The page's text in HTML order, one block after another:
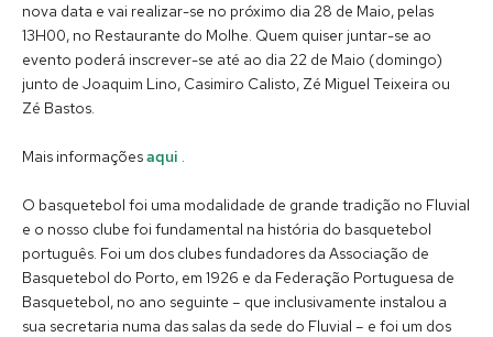
nova data e vai realizar-se no próximo dia 28 de Maio, pelas
13H00, no Restaurante do Molhe. Quem quiser juntar-se ao
evento poderá inscrever-se até ao dia 22 de Maio (domingo)
junto de Joaquim Lino, Casimiro Calisto, Zé Miguel Teixeira ou
Zé Bastos.
Mais informaçõesaqui .
O basquetebol foi uma modalidade de grande tradição no Fluvial
e o nosso clube foi fundamental na história do basquetebol
português. Foi um dos clubes fundadores da Associação de
Basquetebol do Porto, em 1926 e da Federação Portuguesa de
Basquetebol, no ano seguinte – que inclusivamente instalou a
sua secretaria numa das salas da sede do Fluvial – e foi um dos